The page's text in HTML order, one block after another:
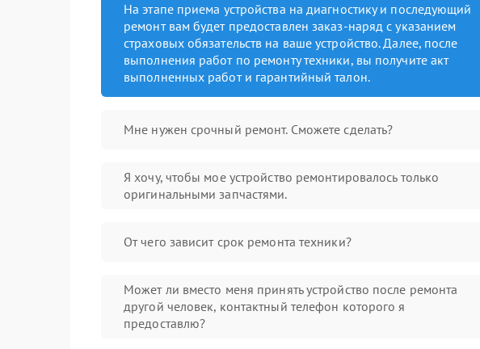
На этапе приема устройства на диагностику и последующий
ремонт вам будет предоставлен заказ-наряд с указанием
страховых обязательств на ваше устройство. Далее, после
выполнения работ по ремонту техники, вы получите акт
выполненных работ и гарантийный талон.
Мне нужен срочный ремонт. Сможете сделать?
Я хочу, чтобы мое устройство ремонтировалось только
оригинальными запчастями.
От чего зависит срок ремонта техники?
Может ли вместо меня принять устройство после ремонта
другой человек, контактный телефон которого я
предоставлю?